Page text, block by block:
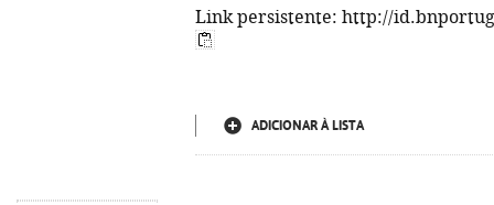
Link persistente: http://
ADICIONAR À LISTA